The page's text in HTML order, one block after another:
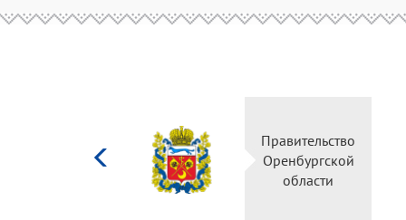
Министерство
культуры
Российской
федерации